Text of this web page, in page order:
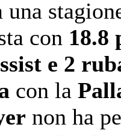
una
con 18.8
e 2
con la
non ha